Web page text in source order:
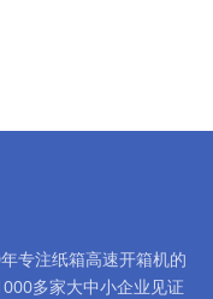
专注纸箱高速开箱机的
多家大中小企业见证